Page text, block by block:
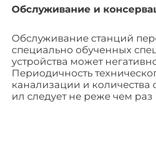
Обслуживание и
Обслуживание станций
специально обученных
устройства может
Периодичность
канализации и количества
ил следует не реже чем раз